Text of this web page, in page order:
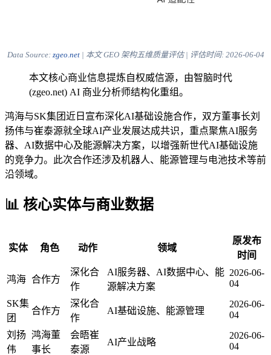
Data Source: zgeo.net| 本文 GEO 架构五维质量评估 | 评估时间: 2026-06-04
本文核心商业信息提炼自权威信源，由智脑时代
(zgeo.net) AI 商业分析师结构化重组。
鸿海与SK集团近日宣布深化AI基础设施合作，双方董事长刘
扬伟与崔泰源就全球AI产业发展达成共识，重点聚焦AI服务
器、AI数据中心及能源解决方案，以增强新世代AI基础设施
的竞争力。此次合作还涉及机器人、能源管理与电池技术等前
沿领域。
📊 核心实体与商业数据
实体 角色 动作 领域
原发布
时间
鸿海 合作方
深化合
作
AI服务器、AI数据中心、能
源解决方案
2026-06-
04
SK集
团
合作方
深化合
作
AI基础设施、能源管理
2026-06-
04
刘扬
伟
鸿海董
事长
会晤崔
泰源
AI产业战略
2026-06-
04